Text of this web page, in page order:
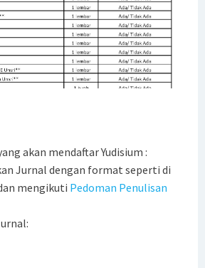
Kegiatan Akademik (Stop Out) di
Ganjil 2024/2025
Pembayaran UKT Semester Genap
Prof. Dr. Yuliani, S.E., M.M.
BENCHMARKING JURUSAN MANAJEMEN
UNIVERSITAS SRIWIJAYA KE FACULTY OF
TEKNOLOGI MALAYSIA (UTM)
akan mendaftar Yudisium :
Jurnal dengan format seperti di
mengikuti Pedoman Penulisan